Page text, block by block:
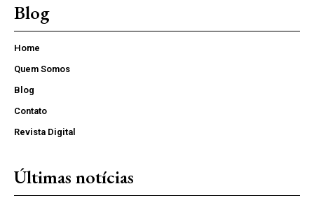
Blog
Home
Quem Somos
Blog
Contato
Revista Digital
Últimas notícias